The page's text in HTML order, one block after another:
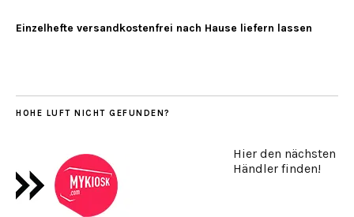
Einzelhefte versandkostenfrei nach Hause liefern lassen
HOHE LUFT NICHT GEFUNDEN?
Hier den nächsten
Händler finden!